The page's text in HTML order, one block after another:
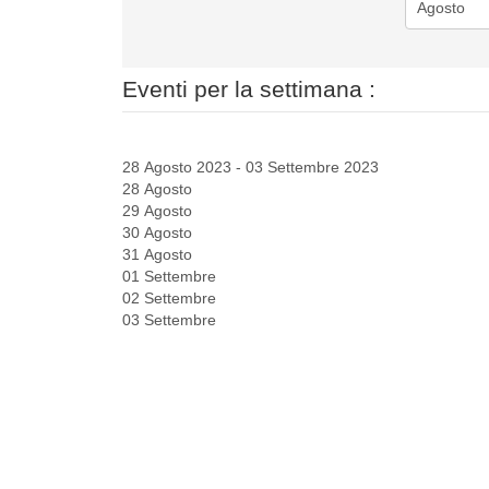
Eventi per la settimana :
28 Agosto 2023 - 03 Settembre 2023
28 Agosto
29 Agosto
30 Agosto
31 Agosto
01 Settembre
02 Settembre
03 Settembre